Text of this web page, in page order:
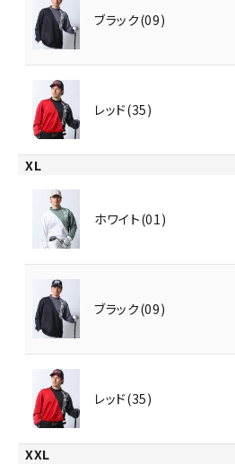
ブラック(09)
レッド(35)
XL
ホワイト(01)
ブラック(09)
レッド(35)
XXL